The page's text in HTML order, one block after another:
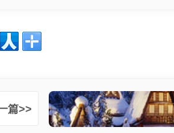
篇>>